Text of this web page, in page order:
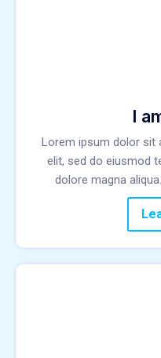
I
Lorem ipsum dolor sit
elit, sed do eiusmod
dolore magna